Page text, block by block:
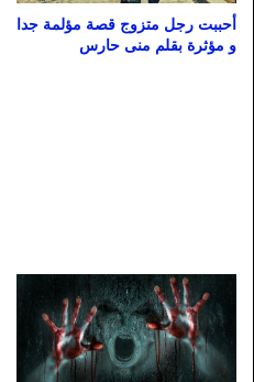
أحببت رجل متزوج قصة مؤلمة جدا
و مؤثرة بقلم منى حارس